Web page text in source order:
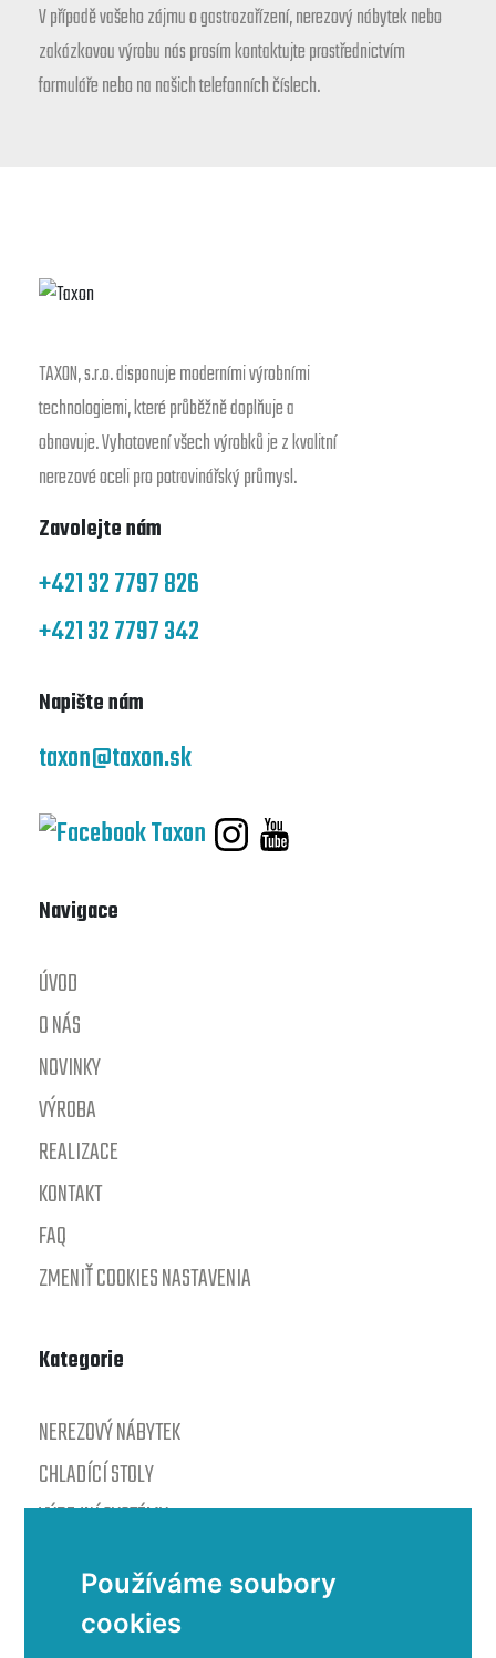
Používáme soubory
cookies
V případě vašeho zájmu o gastrozařízení, nerezový nábytek nebo
zakázkovou výrobu nás prosím kontaktujte prostřednictvím
formuláře nebo na našich telefonních číslech.
TAXON, s.r.o. disponuje moderními výrobními
technologiemi, které průběžně doplňuje a
obnovuje. Vyhotovení všech výrobků je z kvalitní
nerezové oceli pro potravinářský průmysl.
Zavolejte nám
+421 32 7797 826
+421 32 7797 342
Napište nám
taxon@taxon.sk
Navigace
ÚVOD
O NÁS
NOVINKY
VÝROBA
REALIZACE
KONTAKT
FAQ
ZMENIŤ COOKIES NASTAVENIA
Kategorie
NEREZOVÝ NÁBYTEK
CHLADÍCÍ STOLY
VÝDEJNÍ SYSTÉMY
ODSAVAČE PAR